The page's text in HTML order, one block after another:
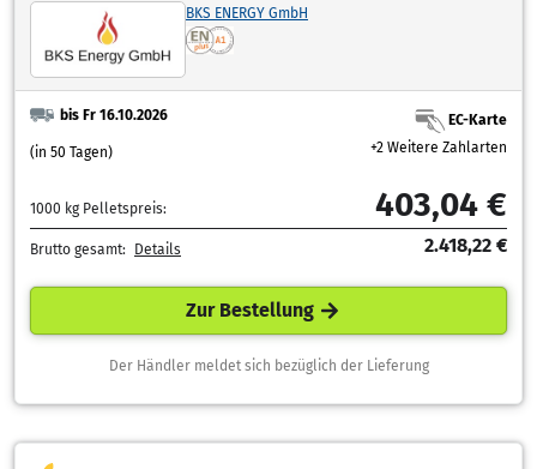
BKS ENERGY GmbH
bis Fr 16.10.2026
(in 50 Tagen)
EC-Karte
+2 Weitere Zahlarten
1000 kg Pelletspreis: 403,04 €
Brutto gesamt: Details 2.418,22 €
Zur Bestellung
Der Händler meldet sich bezüglich der Lieferung